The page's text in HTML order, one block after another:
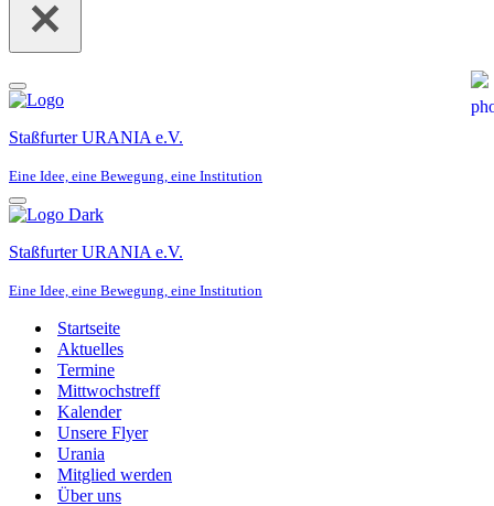
Navigationsmenü
Staßfurter URANIA e.V.
Eine Idee, eine Bewegung, eine Institution
Navigationsmenü
Staßfurter URANIA e.V.
Eine Idee, eine Bewegung, eine Institution
Startseite
Aktuelles
Termine
Mittwochstreff
Kalender
Unsere Flyer
Urania
Mitglied werden
Über uns